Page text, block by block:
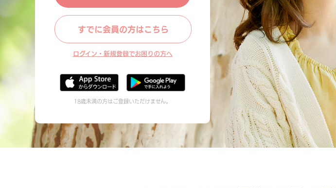
すでに会員の方はこちら
ログイン・新規登録でお困りの方へ
18歳未満の方はご登録いただけません。